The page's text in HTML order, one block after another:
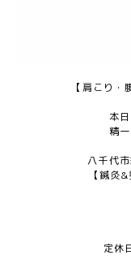
【肩こり・
本
精
八千代
【鍼灸
定休